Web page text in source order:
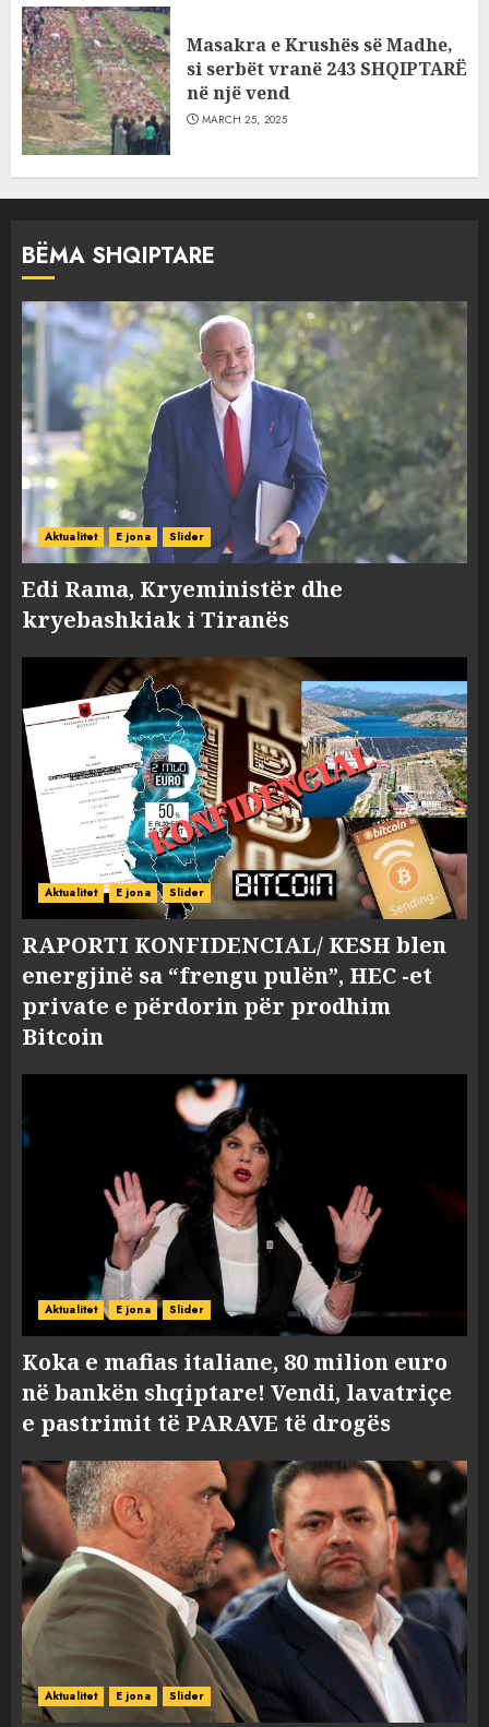
Masakra e Krushës së Madhe,
si serbët vranë 243 SHQIPTARË
në një vend
MARCH 25, 2025
BËMA SHQIPTARE
Aktualitet E jona Slider
Edi Rama, Kryeministër dhe
kryebashkiak i Tiranës
Aktualitet E jona Slider
RAPORTI KONFIDENCIAL/ KESH blen
energjinë sa “frengu pulën”, HEC -et
private e përdorin për prodhim
Bitcoin
Aktualitet E jona Slider
Koka e mafias italiane, 80 milion euro
në bankën shqiptare! Vendi, lavatriçe
e pastrimit të PARAVE të drogës
Aktualitet E jona Slider